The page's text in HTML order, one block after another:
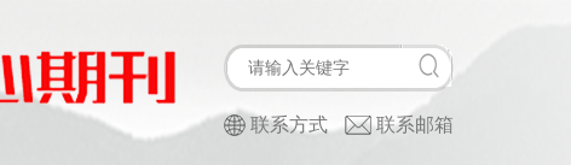
联系方式 联系邮箱